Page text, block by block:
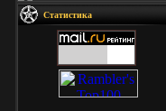
Статистика